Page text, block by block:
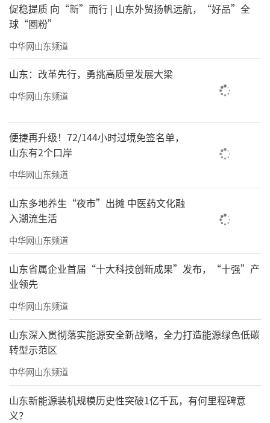
促稳提质 向“新”而行 | 山东外贸扬帆远航，“好品”全
球“圈粉”
中华网山东频道
山东：改革先行，勇挑高质量发展大梁
中华网山东频道
便捷再升级！72/144小时过境免签名单，
山东有2个口岸
中华网山东频道
山东多地养生“夜市”出摊 中医药文化融
入潮流生活
中华网山东频道
山东省属企业首届“十大科技创新成果”发布，“十强”产
业领先
中华网山东频道
山东深入贯彻落实能源安全新战略，全力打造能源绿色低碳
转型示范区
中华网山东频道
山东新能源装机规模历史性突破1亿千瓦，有何里程碑意
义？